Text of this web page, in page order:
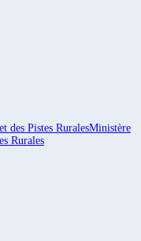
des Pistes RuralesMinistère
Rurales